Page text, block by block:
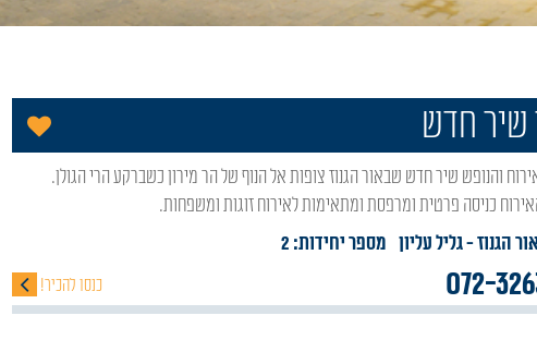
שיר חדש
כניסה פרטית ומרפסת ומתאימות לאירוח זוגות ומשפחות.
הגנוז- גליל עליון מספר יחידות: 2
072- כנסו להכיר!